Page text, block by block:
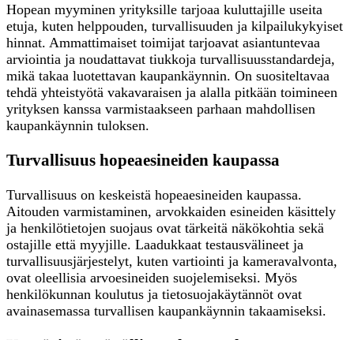
Hopean myyminen yrityksille tarjoaa kuluttajille useita
etuja, kuten helppouden, turvallisuuden ja kilpailukykyiset
hinnat. Ammattimaiset toimijat tarjoavat asiantuntevaa
arviointia ja noudattavat tiukkoja turvallisuusstandardeja,
mikä takaa luotettavan kaupankäynnin. On suositeltavaa
tehdä yhteistyötä vakavaraisen ja alalla pitkään toimineen
yrityksen kanssa varmistaakseen parhaan mahdollisen
kaupankäynnin tuloksen.
Turvallisuus hopeaesineiden kaupassa
Turvallisuus on keskeistä hopeaesineiden kaupassa.
Aitouden varmistaminen, arvokkaiden esineiden käsittely
ja henkilötietojen suojaus ovat tärkeitä näkökohtia sekä
ostajille että myyjille. Laadukkaat testausvälineet ja
turvallisuusjärjestelyt, kuten vartiointi ja kameravalvonta,
ovat oleellisia arvoesineiden suojelemiseksi. Myös
henkilökunnan koulutus ja tietosuojakäytännöt ovat
avainasemassa turvallisen kaupankäynnin takaamiseksi.